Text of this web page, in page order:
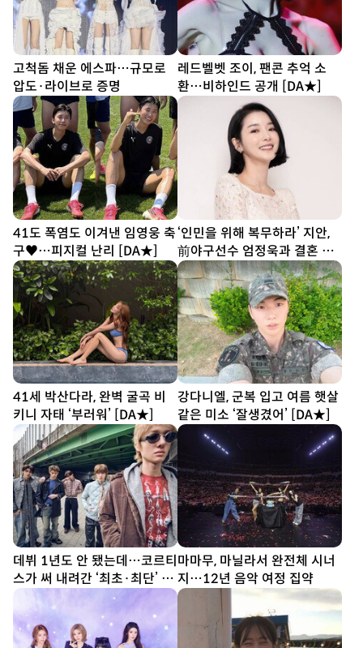
고척돔 채운 에스파…규모로
압도·라이브로 증명
레드벨벳 조이, 팬콘 추억 소
환…비하인드 공개 [DA★]
41도 폭염도 이겨낸 임영웅 축
구♥…피지컬 난리 [DA★]
‘인민을 위해 복무하라’ 지안,
前야구선수 엄정욱과 결혼 발
표
41세 박산다라, 완벽 굴곡 비
키니 자태 ‘부러워’ [DA★]
강다니엘, 군복 입고 여름 햇살
같은 미소 ‘잘생겼어’ [DA★]
데뷔 1년도 안 됐는데…코르티
스가 써 내려간 ‘최초·최단’ 기
마마무, 마닐라서 완전체 시너
지…12년 음악 여정 집약